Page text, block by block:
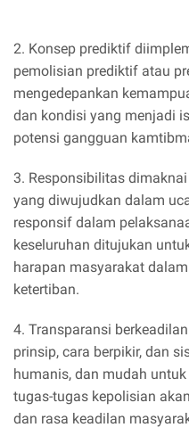
2. Konsep prediktif
pemolisian prediktif atau
mengedepankan
dan kondisi yang menjadi
potensi gangguan
3. Responsibilitas
yang diwujudkan dalam
responsif dalam
keseluruhan ditujukan
harapan masyarakat
ketertiban.
4. Transparansi
prinsip, cara berpikir, dan
humanis, dan mudah
tugas-tugas kepolisian
dan rasa keadilan